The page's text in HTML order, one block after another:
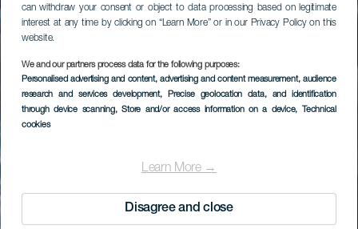
can withdraw your consent or object to data processing based on legitimate
interest at any time by clicking on “Learn More” or in our Privacy Policy on this
website.
We and our partners process data for the following purposes:
Personalised advertising and content, advertising and content measurement, audience
research and services development, Precise geolocation data, and identification
through device scanning, Store and/or access information on a device, Technical
cookies
Learn More →
Disagree and close